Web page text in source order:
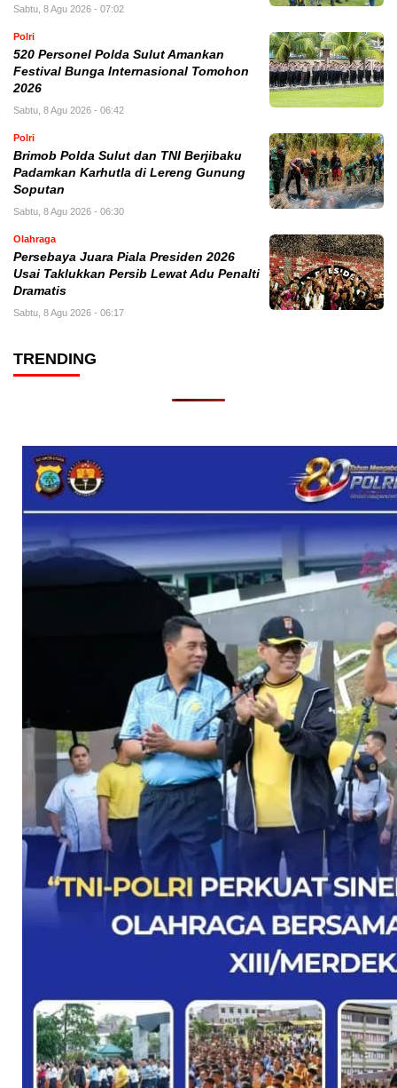
Sabtu, 8 Agu 2026 - 07:02
Polri
520 Personel Polda Sulut Amankan
Festival Bunga Internasional Tomohon
2026
Sabtu, 8 Agu 2026 - 06:42
Polri
Brimob Polda Sulut dan TNI Berjibaku
Padamkan Karhutla di Lereng Gunung
Soputan
Sabtu, 8 Agu 2026 - 06:30
Olahraga
Persebaya Juara Piala Presiden 2026
Usai Taklukkan Persib Lewat Adu Penalti
Dramatis
Sabtu, 8 Agu 2026 - 06:17
TRENDING